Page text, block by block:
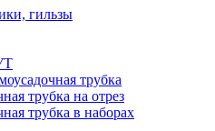
гильзы
трубка
трубка на отрез
трубка в наборах